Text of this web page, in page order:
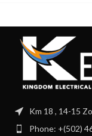
Km 18 , 14-15
Phone: +(502)